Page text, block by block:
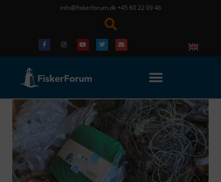
info@fiskerforum.dk +45 60 22 09 46